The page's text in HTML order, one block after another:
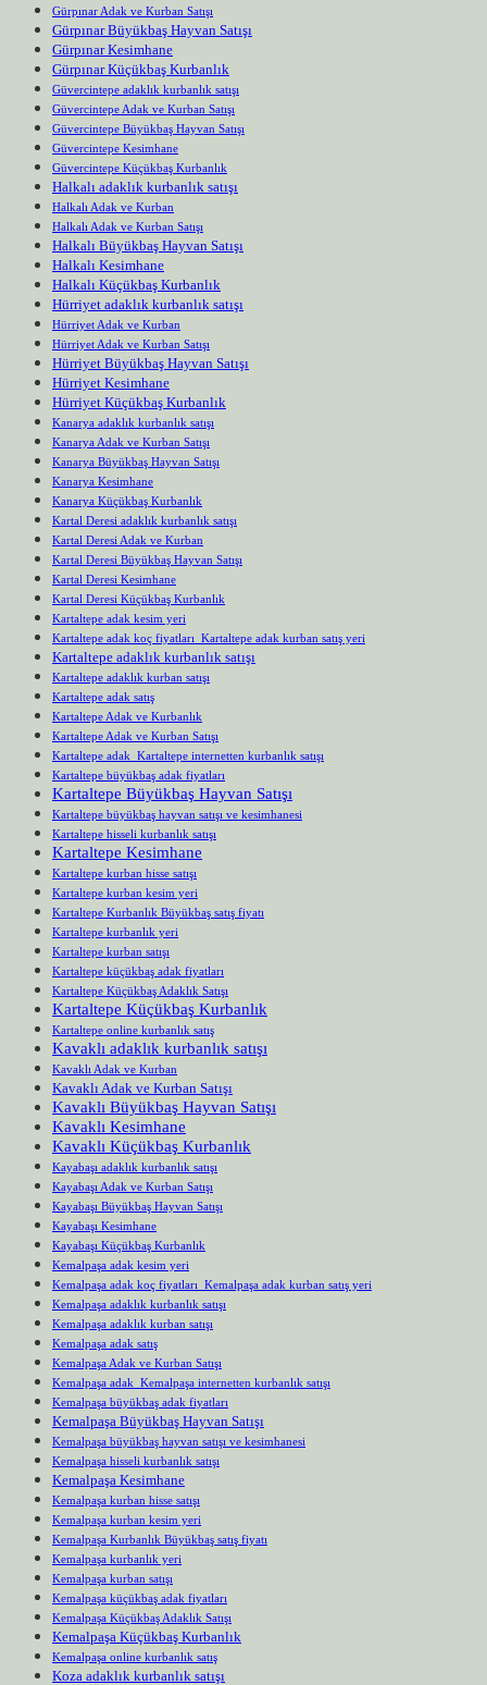
Gürpınar Adak ve Kurban Satışı
Gürpınar Büyükbaş Hayvan Satışı
Gürpınar Kesimhane
Gürpınar Küçükbaş Kurbanlık
Güvercintepe adaklık kurbanlık satışı
Güvercintepe Adak ve Kurban Satışı
Güvercintepe Büyükbaş Hayvan Satışı
Güvercintepe Kesimhane
Güvercintepe Küçükbaş Kurbanlık
Halkalı adaklık kurbanlık satışı
Halkalı Adak ve Kurban
Halkalı Adak ve Kurban Satışı
Halkalı Büyükbaş Hayvan Satışı
Halkalı Kesimhane
Halkalı Küçükbaş Kurbanlık
Hürriyet adaklık kurbanlık satışı
Hürriyet Adak ve Kurban
Hürriyet Adak ve Kurban Satışı
Hürriyet Büyükbaş Hayvan Satışı
Hürriyet Kesimhane
Hürriyet Küçükbaş Kurbanlık
Kanarya adaklık kurbanlık satışı
Kanarya Adak ve Kurban Satışı
Kanarya Büyükbaş Hayvan Satışı
Kanarya Kesimhane
Kanarya Küçükbaş Kurbanlık
Kartal Deresi adaklık kurbanlık satışı
Kartal Deresi Adak ve Kurban
Kartal Deresi Büyükbaş Hayvan Satışı
Kartal Deresi Kesimhane
Kartal Deresi Küçükbaş Kurbanlık
Kartaltepe adak kesim yeri
Kartaltepe adak koç fiyatları Kartaltepe adak kurban satış yeri
Kartaltepe adaklık kurbanlık satışı
Kartaltepe adaklık kurban satışı
Kartaltepe adak satış
Kartaltepe Adak ve Kurbanlık
Kartaltepe Adak ve Kurban Satışı
Kartaltepe adak Kartaltepe internetten kurbanlık satışı
Kartaltepe büyükbaş adak fiyatları
Kartaltepe Büyükbaş Hayvan Satışı
Kartaltepe büyükbaş hayvan satışı ve kesimhanesi
Kartaltepe hisseli kurbanlık satışı
Kartaltepe Kesimhane
Kartaltepe kurban hisse satışı
Kartaltepe kurban kesim yeri
Kartaltepe Kurbanlık Büyükbaş satış fiyatı
Kartaltepe kurbanlık yeri
Kartaltepe kurban satışı
Kartaltepe küçükbaş adak fiyatları
Kartaltepe Küçükbaş Adaklık Satışı
Kartaltepe Küçükbaş Kurbanlık
Kartaltepe online kurbanlık satış
Kavaklı adaklık kurbanlık satışı
Kavaklı Adak ve Kurban
Kavaklı Adak ve Kurban Satışı
Kavaklı Büyükbaş Hayvan Satışı
Kavaklı Kesimhane
Kavaklı Küçükbaş Kurbanlık
Kayabaşı adaklık kurbanlık satışı
Kayabaşı Adak ve Kurban Satışı
Kayabaşı Büyükbaş Hayvan Satışı
Kayabaşı Kesimhane
Kayabaşı Küçükbaş Kurbanlık
Kemalpaşa adak kesim yeri
Kemalpaşa adak koç fiyatları Kemalpaşa adak kurban satış yeri
Kemalpaşa adaklık kurbanlık satışı
Kemalpaşa adaklık kurban satışı
Kemalpaşa adak satış
Kemalpaşa Adak ve Kurban Satışı
Kemalpaşa adak Kemalpaşa internetten kurbanlık satışı
Kemalpaşa büyükbaş adak fiyatları
Kemalpaşa Büyükbaş Hayvan Satışı
Kemalpaşa büyükbaş hayvan satışı ve kesimhanesi
Kemalpaşa hisseli kurbanlık satışı
Kemalpaşa Kesimhane
Kemalpaşa kurban hisse satışı
Kemalpaşa kurban kesim yeri
Kemalpaşa Kurbanlık Büyükbaş satış fiyatı
Kemalpaşa kurbanlık yeri
Kemalpaşa kurban satışı
Kemalpaşa küçükbaş adak fiyatları
Kemalpaşa Küçükbaş Adaklık Satışı
Kemalpaşa Küçükbaş Kurbanlık
Kemalpaşa online kurbanlık satış
Koza adaklık kurbanlık satışı